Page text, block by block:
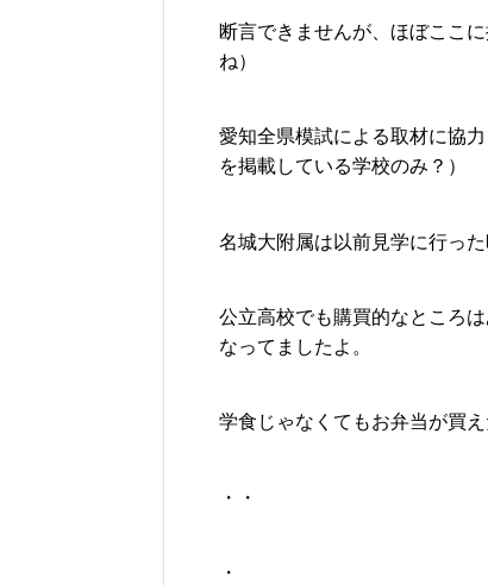
断言できませんが、ほぼここ
ね）
愛知全県模試による取材に協
を掲載している学校のみ？）
名城大附属は以前見学に行っ
公立高校でも購買的なところ
なってましたよ。
学食じゃなくてもお弁当が買
・・
・